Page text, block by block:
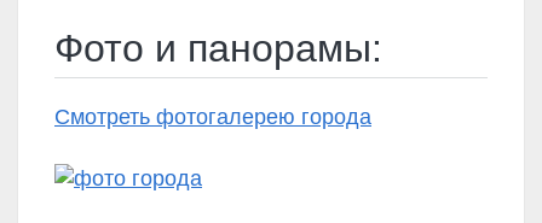
Фото и панорамы:
Смотреть фотогалерею города